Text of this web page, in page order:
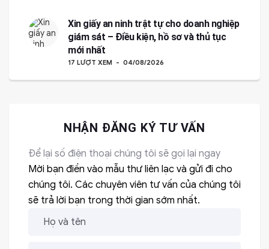
Xin giấy an ninh trật tự cho doanh nghiệp
giám sát – Điều kiện, hồ sơ và thủ tục
mới nhất
17 LƯỢT XEM 04/08/2026
NHẬN ĐĂNG KÝ TƯ VẤN
Để lại số điện thoại chúng tôi sẽ gọi lại ngay
Mời bạn điền vào mẫu thư liên lạc và gửi đi cho
chúng tôi. Các chuyên viên tư vấn của chúng tôi
sẽ trả lời bạn trong thời gian sớm nhất.